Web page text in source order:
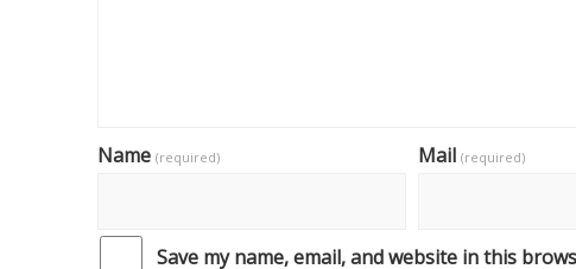
Name (required) Mail (required)
Save my name, email, and website in this